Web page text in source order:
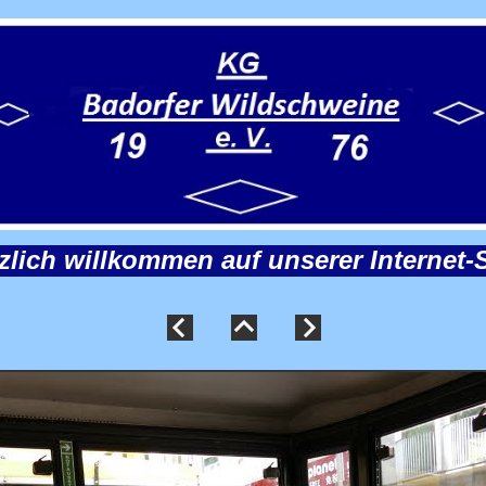
willkommen auf unserer Internet-